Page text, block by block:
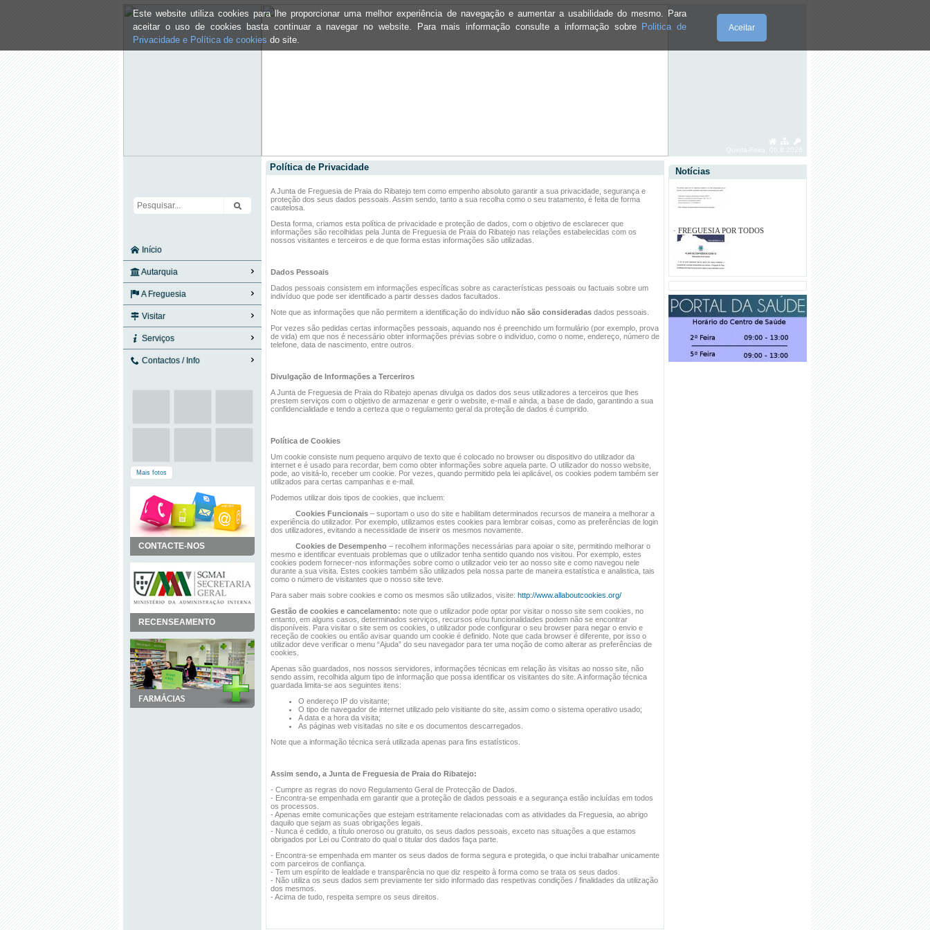
Este website utiliza cookies para lhe proporcionar uma melhor experiência de navegação e aumentar a usabilidade do mesmo. Para
aceitar o uso de cookies basta continuar a navegar no website. Para mais informação consulte a informação sobre Politica de
Privacidade e Política de cookies do site.
Aceitar
Quinta-Feira, 06.8.2026
Início
Autarquia
A Freguesia
Visitar
Serviços
Contactos / Info
Mais fotos
CONTACTE-NOS
RECENSEAMENTO
Política de Privacidade
A Junta de Freguesia de Praia do Ribatejo tem como empenho absoluto garantir a sua privacidade, segurança e
proteção dos seus dados pessoais. Assim sendo, tanto a sua recolha como o seu tratamento, é feita de forma
cautelosa.
Desta forma, criamos esta política de privacidade e proteção de dados, com o objetivo de esclarecer que
informações são recolhidas pela Junta de Freguesia de Praia do Ribatejo nas relações estabelecidas com os
nossos visitantes e terceiros e de que forma estas informações são utilizadas.
Dados Pessoais
Dados pessoais consistem em informações específicas sobre as características pessoais ou factuais sobre um
indivíduo que pode ser identificado a partir desses dados facultados.
Note que as informações que não permitem a identificação do indivíduo não são consideradas dados pessoais.
Por vezes são pedidas certas informações pessoais, aquando nos é preenchido um formulário (por exemplo, prova
de vida) em que nos é necessário obter informações prévias sobre o individuo, como o nome, endereço, número de
telefone, data de nascimento, entre outros.
Divulgação de Informações a Terceriros
A Junta de Freguesia de Praia do Ribatejo apenas divulga os dados dos seus utilizadores a terceiros que lhes
prestem serviços com o objetivo de armazenar e gerir o website, e-mail e ainda, a base de dado, garantindo a sua
confidencialidade e tendo a certeza que o regulamento geral da proteção de dados é cumprido.
Política de Cookies
Um cookie consiste num pequeno arquivo de texto que é colocado no browser ou dispositivo do utilizador da
internet e é usado para recordar, bem como obter informações sobre aquela parte. O utilizador do nosso website,
pode, ao visitá-lo, receber um cookie. Por vezes, quando permitido pela lei aplicável, os cookies podem também ser
utilizados para certas campanhas e e-mail.
Podemos utilizar dois tipos de cookies, que incluem:
Cookies Funcionais – suportam o uso do site e habilitam determinados recursos de maneira a melhorar a
experiência do utilizador. Por exemplo, utilizamos estes cookies para lembrar coisas, como as preferências de login
dos utilizadores, evitando a necessidade de inserir os mesmos novamente.
Cookies de Desempenho – recolhem informações necessárias para apoiar o site, permitindo melhorar o
mesmo e identificar eventuais problemas que o utilizador tenha sentido quando nos visitou. Por exemplo, estes
cookies podem fornecer-nos informações sobre como o utilizador veio ter ao nosso site e como navegou nele
durante a sua visita. Estes cookies também são utilizados pela nossa parte de maneira estatística e analistica, tais
como o número de visitantes que o nosso site teve.
Para saber mais sobre cookies e como os mesmos são utilizados, visite: http://www.allaboutcookies.org/
Gestão de cookies e cancelamento: note que o utilizador pode optar por visitar o nosso site sem cookies, no
entanto, em alguns casos, determinados serviços, recursos e/ou funcionalidades podem não se encontrar
disponíveis. Para visitar o site sem os cookies, o utilizador pode configurar o seu browser para negar o envio e
receção de cookies ou então avisar quando um cookie é definido. Note que cada browser é diferente, por isso o
utilizador deve verificar o menu “Ajuda” do seu navegador para ter uma noção de como alterar as preferências de
cookies.
Apenas são guardados, nos nossos servidores, informações técnicas em relação às visitas ao nosso site, não
sendo assim, recolhida algum tipo de informação que possa identificar os visitantes do site. A informação técnica
guardada limita-se aos seguintes itens:
O endereço IP do visitante;
O tipo de navegador de internet utilizado pelo visitiante do site, assim como o sistema operativo usado;
A data e a hora da visita;
As páginas web visitadas no site e os documentos descarregados.
Note que a informação técnica será utilizada apenas para fins estatísticos.
Assim sendo, a Junta de Freguesia de Praia do Ribatejo:
- Cumpre as regras do novo Regulamento Geral de Protecção de Dados.
- Encontra-se empenhada em garantir que a proteção de dados pessoais e a segurança estão incluídas em todos
os processos.
- Apenas emite comunicações que estejam estritamente relacionadas com as atividades da Freguesia, ao abrigo
daquilo que sejam as suas obrigações legais.
- Nunca é cedido, a título oneroso ou gratuito, os seus dados pessoais, exceto nas situações a que estamos
obrigados por Lei ou Contrato do qual o titular dos dados faça parte.
- Encontra-se empenhada em manter os seus dados de forma segura e protegida, o que inclui trabalhar unicamente
com parceiros de confiança.
- Tem um espírito de lealdade e transparência no que diz respeito à forma como se trata os seus dados.
- Não utiliza os seus dados sem previamente ter sido informado das respetivas condições / finalidades da utilização
dos mesmos.
- Acima de tudo, respeita sempre os seus direitos.
Notícias
URBANOS - ANO 2023
EDITAL Nº 1 / 2022
·TELEFONES ÚTEIS
·CEMITÉRIOS - EDITAL Nº 2/2020